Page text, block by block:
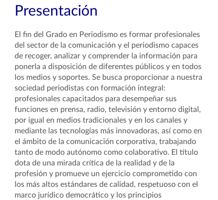
Presentación
El fin del Grado en Periodismo es formar profesionales
del sector de la comunicación y el periodismo capaces
de recoger, analizar y comprender la información para
ponerla a disposición de diferentes públicos y en todos
los medios y soportes. Se busca proporcionar a nuestra
sociedad periodistas con formación integral:
profesionales capacitados para desempeñar sus
funciones en prensa, radio, televisión y entorno digital,
por igual en medios tradicionales y en los canales y
mediante las tecnologías más innovadoras, así como en
el ámbito de la comunicación corporativa, trabajando
tanto de modo autónomo como colaborativo. El título
dota de una mirada crítica de la realidad y de la
profesión y promueve un ejercicio comprometido con
los más altos estándares de calidad, respetuoso con el
marco jurídico democrático y los principios